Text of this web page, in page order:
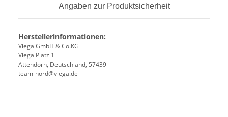
Angaben zur Produktsicherheit
Herstellerinformationen:
Viega GmbH & Co.KG
Viega Platz 1
Attendorn, Deutschland, 57439
team-nord@viega.de